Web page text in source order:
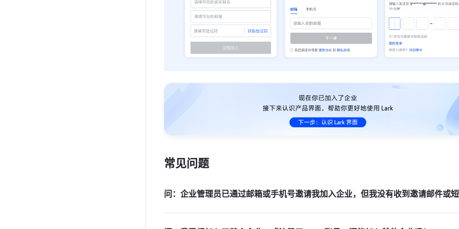
常见问题
问：企业管理员已通过邮箱或手机号邀请我加入企业，但我没有收到邀请邮件或